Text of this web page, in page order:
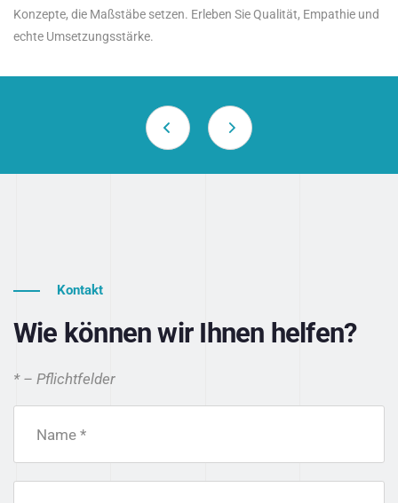
Konzepte, die Maßstäbe setzen. Erleben Sie Qualität, Empathie und
echte Umsetzungsstärke.
Kontakt
Wie können wir Ihnen helfen?
* – Pflichtfelder
Name *